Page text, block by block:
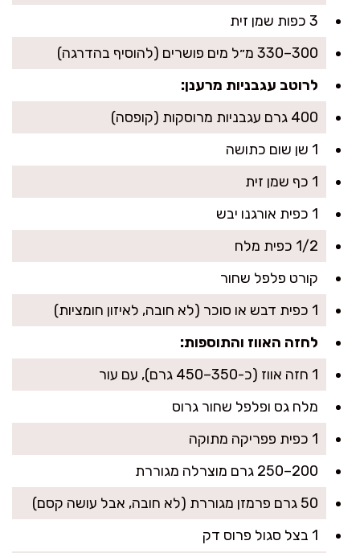
3 כפות שמן זית
300–330 מ״ל מים פושרים (להוסיף בהדרגה)
לרוטב עגבניות מרענן:
400 גרם עגבניות מרוסקות (קופסה)
1 שן שום כתושה
1 כף שמן זית
1 כפית אורגנו יבש
1/2 כפית מלח
קורט פלפל שחור
1 כפית דבש או סוכר (לא חובה, לאיזון חומציות)
לחזה האווז והתוספות:
1 חזה אווז (כ-350–450 גרם), עם עור
מלח גס ופלפל שחור גרוס
1 כפית פפריקה מתוקה
200–250 גרם מוצרלה מגוררת
50 גרם פרמזן מגוררת (לא חובה, אבל עושה קסם)
1 בצל סגול פרוס דק